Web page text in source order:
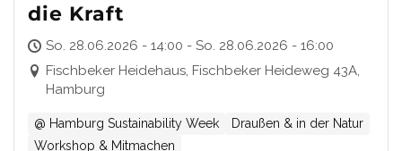
die Kraft
So. 28.06.2026 - 14:00 - So. 28.06.2026 - 16:00
Fischbeker Heidehaus, Fischbeker Heideweg 43A,
Hamburg
@ Hamburg Sustainability Week
Draußen & in der Natur
Workshop & Mitmachen